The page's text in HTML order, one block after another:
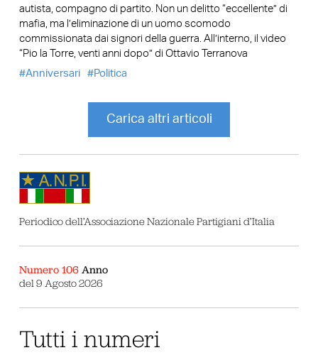
autista, compagno di partito. Non un delitto “eccellente” di
mafia, ma l’eliminazione di un uomo scomodo
commissionata dai signori della guerra. All’interno, il video
“Pio la Torre, venti anni dopo” di Ottavio Terranova
Anniversari
Politica
Carica altri articoli
Periodico dell’Associazione Nazionale Partigiani d’Italia
Numero 106Anno
del 9 Agosto 2026
Tutti i numeri